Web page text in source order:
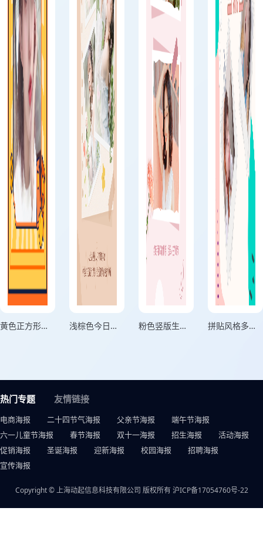
黄色正方形头像个人头像海报 浅棕色今日份美丽个人心情海报 粉色竖版生活中的约定海报 拼贴风格多欢喜正方形日常生活记录海报
热门专题 友情链接
电商海报 二十四节气海报 父亲节海报
端午节海报
六一儿童节海报
春节海报 双十一海报 招生海报
活动海报
促销海报
圣诞海报 迎新海报 校园海报
招聘海报
宣传海报
Copyright © 上海动起信息科技有限公司 版权所有沪ICP备17054760号-22